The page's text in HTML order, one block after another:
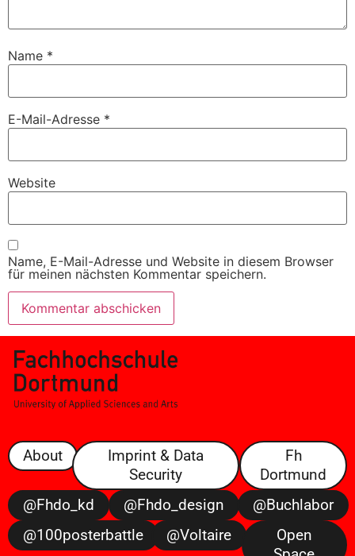
Name *
E-Mail-Adresse *
Website
Name, E-Mail-Adresse und Website in diesem Browser
für meinen nächsten Kommentar speichern.
About
Imprint & Data
Security
Fh
Dortmund
@fhdo_kd
@fhdo_design
@buchlabor
@100posterbattle
@voltaire
Open